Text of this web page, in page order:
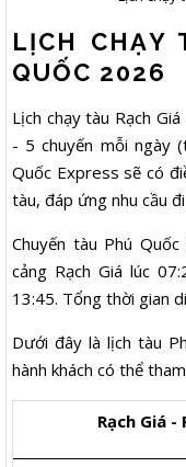
LỊCH CHẠY
QUỐC 2026
Lịch chạy tàu Rạch
- 5 chuyến mỗi ngày
Quốc Express sẽ có
tàu, đáp ứng nhu cầu
Chuyến tàu Phú
cảng Rạch Giá lúc
13:45. Tổng thời gian
Dưới đây là lịch tàu
hành khách có thể
Rạch Giá -